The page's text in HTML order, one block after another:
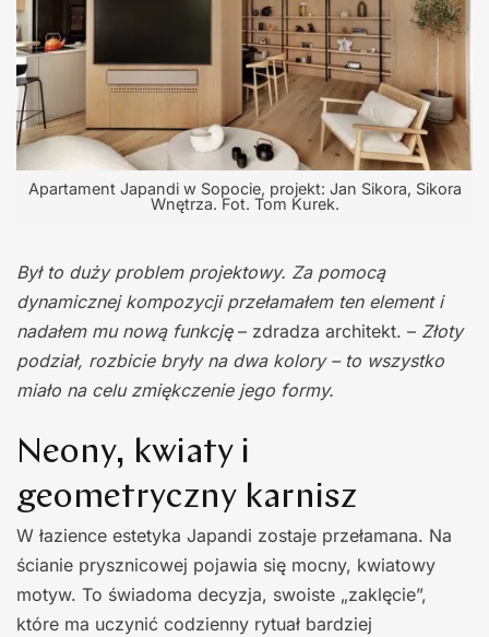
Apartament Japandi w Sopocie, projekt: Jan Sikora, Sikora
Wnętrza. Fot. Tom Kurek.
Był to duży problem projektowy. Za pomocą
dynamicznej kompozycji przełamałem ten element i
nadałem mu nową funkcję– zdradza architekt. – Złoty
podział, rozbicie bryły na dwa kolory – to wszystko
miało na celu zmiękczenie jego formy.
Neony, kwiaty i
geometryczny karnisz
W łazience estetyka Japandi zostaje przełamana. Na
ścianie prysznicowej pojawia się mocny, kwiatowy
motyw. To świadoma decyzja, swoiste „zaklęcie”,
które ma uczynić codzienny rytuał bardziej